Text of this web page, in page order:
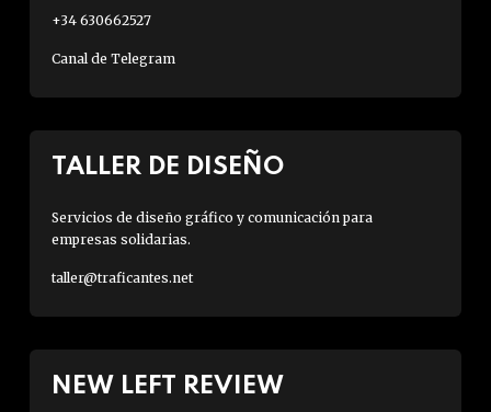
+34 630662527
Canal de Telegram
TALLER DE DISEÑO
Servicios de diseño gráfico y comunicación para
empresas solidarias.
taller@traficantes.net
NEW LEFT REVIEW